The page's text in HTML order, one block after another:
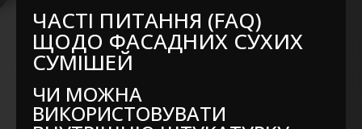
ЧАСТІ ПИТАННЯ (FAQ)
ЩОДО ФАСАДНИХ СУХИХ
СУМІШЕЙ
ЧИ МОЖНА
ВИКОРИСТОВУВАТИ